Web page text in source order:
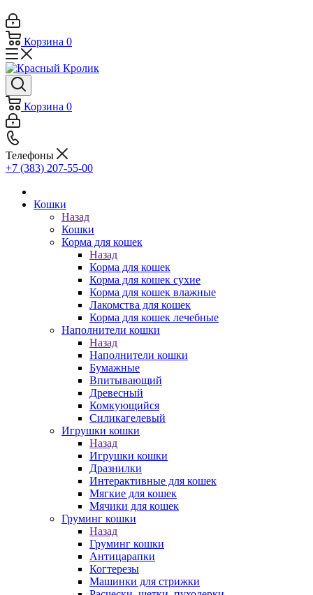
Корзина 0
Корзина 0
Телефоны
+7 (383) 207-55-00
Кошки
Назад
Кошки
Корма для кошек
Назад
Корма для кошек
Корма для кошек сухие
Корма для кошек влажные
Лакомства для кошек
Корма для кошек лечебные
Наполнители кошки
Назад
Наполнители кошки
Бумажные
Впитывающий
Древесный
Комкующийся
Силикагелевый
Игрушки кошки
Назад
Игрушки кошки
Дразнилки
Интерактивные для кошек
Мягкие для кошек
Мячики для кошек
Груминг кошки
Назад
Груминг кошки
Антицарапки
Когтерезы
Машинки для стрижки